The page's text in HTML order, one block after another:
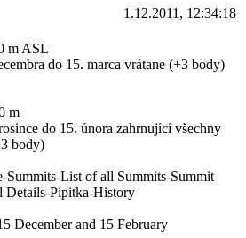
1.12.2011, 12:34:18
m ASL
do 15. marca vrátane (+3 body)
m
do 15. února zahrnující všechny
body)
Summits-List of all Summits-Summit
Details-Pipitka-History
December and 15 February